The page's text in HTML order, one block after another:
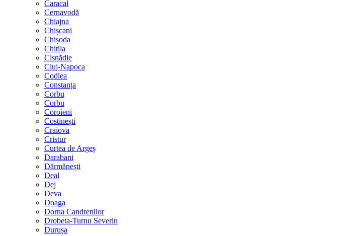
Caracal
Cernavodă
Chiajna
Chișcani
Chișoda
Chitila
Cisnădie
Cluj-Napoca
Codlea
Constanța
Corbu
Corbu
Coroieni
Costinești
Craiova
Cristur
Curtea de Argeș
Darabani
Dărmănești
Deal
Dej
Deva
Doaga
Dorna Candrenilor
Drobeta-Turnu Severin
Durușa